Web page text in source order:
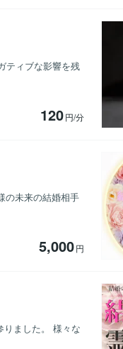
ティブな影響を残
120円/分
の未来の結婚相手
5,000円
りました。 様々な